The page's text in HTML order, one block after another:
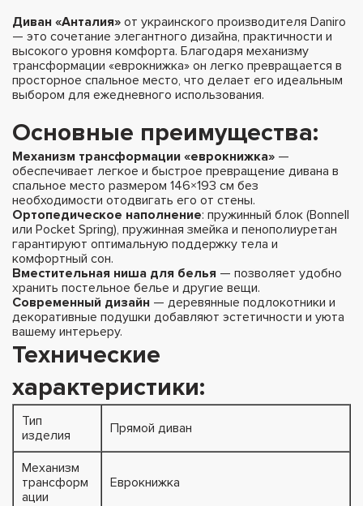
Диван «Анталия» от украинского производителя Daniro
— это сочетание элегантного дизайна, практичности и
высокого уровня комфорта. Благодаря механизму
трансформации «еврокнижка» он легко превращается в
просторное спальное место, что делает его идеальным
выбором для ежедневного использования.
Основные преимущества:
Механизм трансформации «еврокнижка» —
обеспечивает легкое и быстрое превращение дивана в
спальное место размером 146×193 см без
необходимости отодвигать его от стены.
Ортопедическое наполнение: пружинный блок (Bonnell
или Pocket Spring), пружинная змейка и пенополиуретан
гарантируют оптимальную поддержку тела и
комфортный сон.
Вместительная ниша для белья — позволяет удобно
хранить постельное белье и другие вещи.
Современный дизайн — деревянные подлокотники и
декоративные подушки добавляют эстетичности и уюта
вашему интерьеру.
Технические
характеристики:
Тип
изделия
Прямой диван
Механизм
трансформ
ации
Еврокнижка